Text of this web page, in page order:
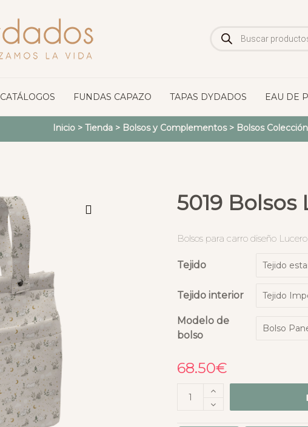
de
productos
CATÁLOGOS FUNDAS CAPAZO TAPAS DYDADOS EAU DE
Inicio> Tienda> Bolsos y Complementos> Bolsos
5019 Bolsos
Bolsos para carro diseño
Tejido
Tejido interior
Modelo de
bolso
68.50€